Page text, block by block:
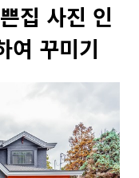
집 사진 인
여 꾸미기